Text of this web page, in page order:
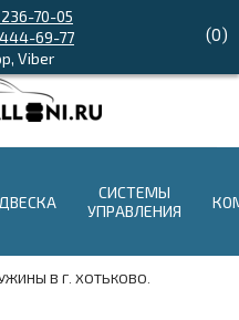
70-05
69-77
Viber
(0)
СИСТЕМЫ
УПРАВЛЕНИЯ
В Г. ХОТЬКОВО.